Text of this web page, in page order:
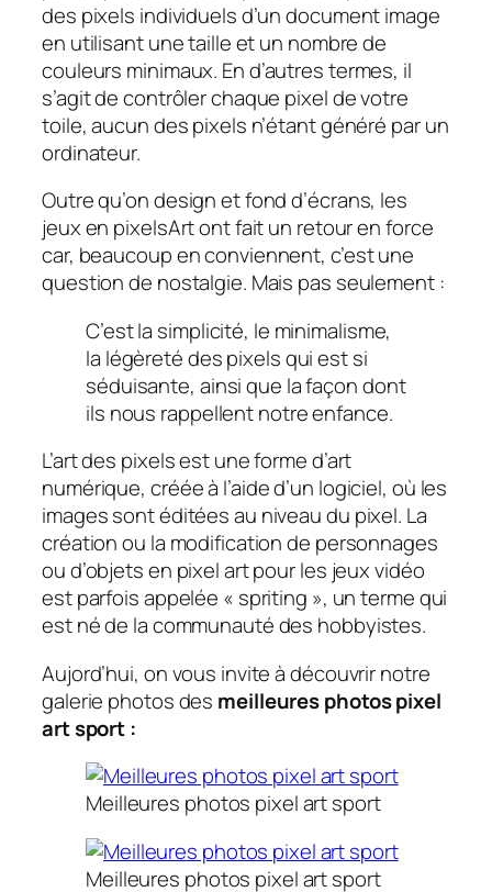
des pixels individuels d’un document image
en utilisant une taille et un nombre de
couleurs minimaux. En d’autres termes, il
s’agit de contrôler chaque pixel de votre
toile, aucun des pixels n’étant généré par un
ordinateur.
Outre qu’on design et fond d’écrans, les
jeux en pixelsArt ont fait un retour en force
car, beaucoup en conviennent, c’est une
question de nostalgie. Mais pas seulement :
C’est la simplicité, le minimalisme,
la légèreté des pixels qui est si
séduisante, ainsi que la façon dont
ils nous rappellent notre enfance.
L’art des pixels est une forme d’art
numérique, créée à l’aide d’un logiciel, où les
images sont éditées au niveau du pixel. La
création ou la modification de personnages
ou d’objets en pixel art pour les jeux vidéo
est parfois appelée « spriting », un terme qui
est né de la communauté des hobbyistes.
Aujord’hui, on vous invite à découvrir notre
galerie photos des meilleures photos pixel
art sport :
Meilleures photos pixel art sport
Meilleures photos pixel art sport